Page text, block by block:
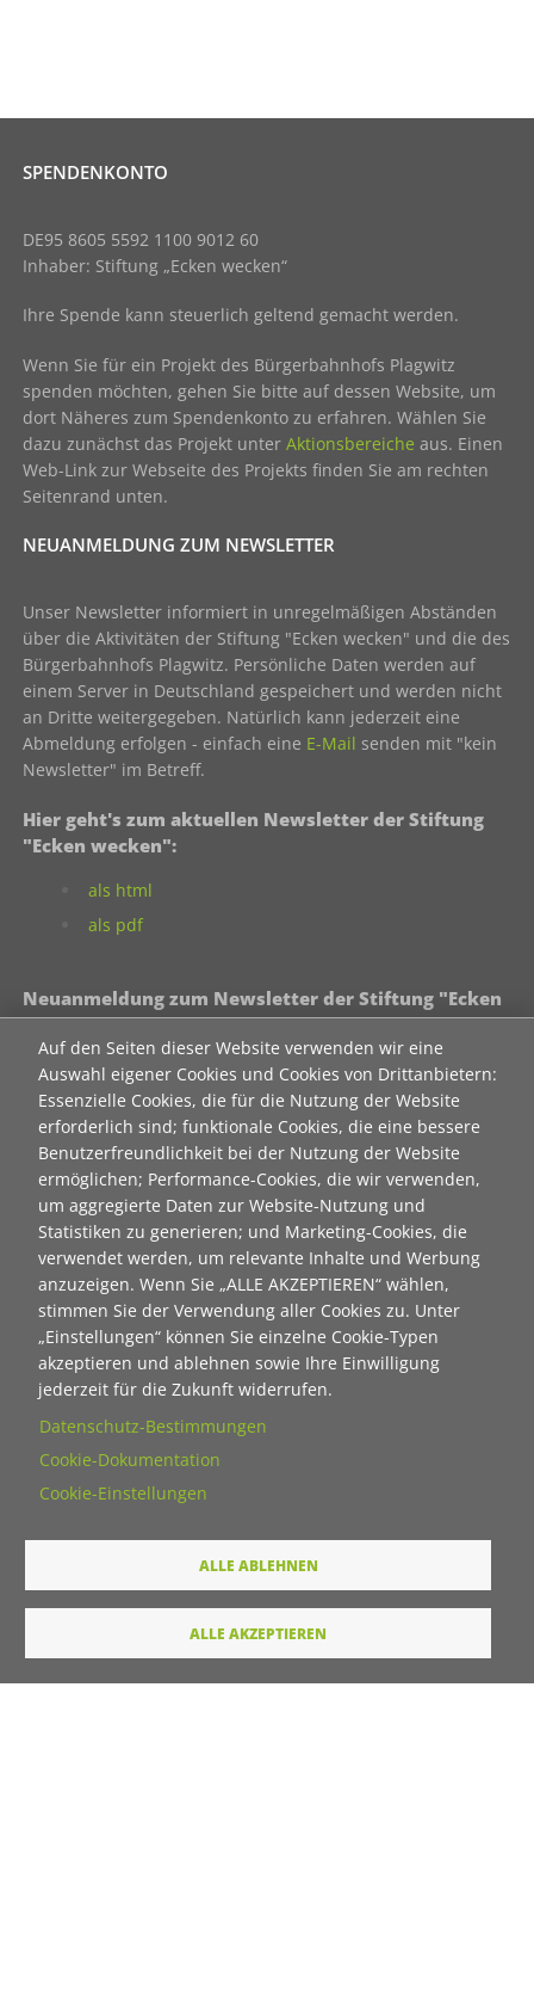
Auf den Seiten dieser Website verwenden wir eine
Auswahl eigener Cookies und Cookies von Drittanbietern:
Essenzielle Cookies, die für die Nutzung der Website
erforderlich sind; funktionale Cookies, die eine bessere
Benutzerfreundlichkeit bei der Nutzung der Website
ermöglichen; Performance-Cookies, die wir verwenden,
um aggregierte Daten zur Website-Nutzung und
Statistiken zu generieren; und Marketing-Cookies, die
verwendet werden, um relevante Inhalte und Werbung
anzuzeigen. Wenn Sie „ALLE AKZEPTIEREN“ wählen,
stimmen Sie der Verwendung aller Cookies zu. Unter
„Einstellungen“ können Sie einzelne Cookie-Typen
akzeptieren und ablehnen sowie Ihre Einwilligung
jederzeit für die Zukunft widerrufen.
Datenschutz-Bestimmungen
Cookie-Dokumentation
Cookie-Einstellungen
ALLE ABLEHNEN
ALLE AKZEPTIEREN
SPENDENKONTO
DE95 8605 5592 1100 9012 60
Inhaber: Stiftung „Ecken wecken“
Ihre Spende kann steuerlich geltend gemacht werden.
Wenn Sie für ein Projekt des Bürgerbahnhofs Plagwitz
spenden möchten, gehen Sie bitte auf dessen Website, um
dort Näheres zum Spendenkonto zu erfahren. Wählen Sie
dazu zunächst das Projekt unterAktionsbereiche aus. Einen
Web-Link zur Webseite des Projekts finden Sie am rechten
Seitenrand unten.
NEUANMELDUNG ZUM NEWSLETTER
Unser Newsletter informiert in unregelmäßigen Abständen
über die Aktivitäten der Stiftung "Ecken wecken" und die des
Bürgerbahnhofs Plagwitz. Persönliche Daten werden auf
einem Server in Deutschland gespeichert und werden nicht
an Dritte weitergegeben. Natürlich kann jederzeit eine
Abmeldung erfolgen - einfach eine E-Mail senden mit "kein
Newsletter" im Betreff.
Hier geht's zum aktuellen Newsletter der Stiftung
"Ecken wecken":
als html
als pdf
Neuanmeldung zum Newsletter der Stiftung "Ecken
wecken":
Contact 1
Anrede
Titel
Vorname
Nachname
E-Mail
Du